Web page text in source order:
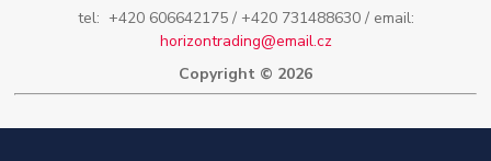
tel: +420 606642175 / +420 731488630 / email:
horizontrading@email.cz
Copyright © 2026